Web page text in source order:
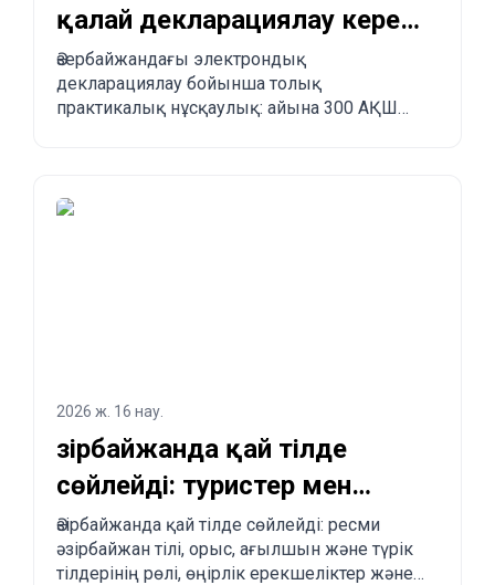
қалай декларациялау керек
және Қытайдан
Әзербайжанға қалай
Әзербайжандағы электрондық
декларациялау бойынша толық
практикалық нұсқаулық: айына 300 АҚШ
Қытайдан, Түркиядан, АҚШ-тан және басқа
2026 ж. 16 нау.
Әзірбайжанда қай тілде
сөйлейді: туристер мен
көшуді жоспарлағандар
үшін толық түсіндірме
Әзірбайжанда қай тілде сөйлейді: ресми
әзірбайжан тілі, орыс, ағылшын және түрік
тілдерінің рөлі, өңірлік ерекшеліктер және